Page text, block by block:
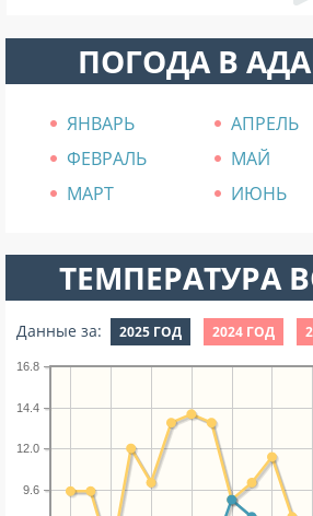
ПОГОДА В
ЯНВАРЬ АПРЕЛЬ
ФЕВРАЛЬ
МАЙ
МАРТ
ИЮНЬ
ТЕМПЕРАТУРА
Данные за: 2025 ГОД 2024 ГОД
9.6
12.0
14.4
16.8